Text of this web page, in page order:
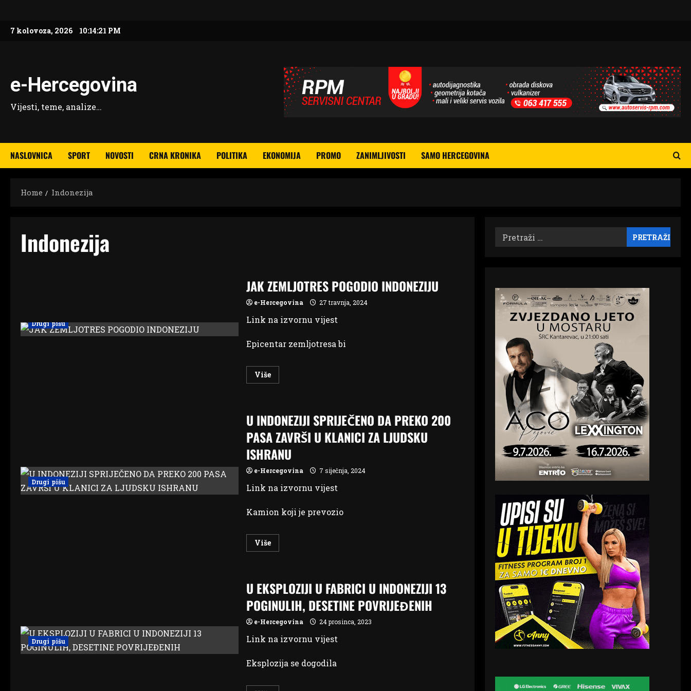
content
7 kolovoza, 2026 10:14:22 PM
e-Hercegovina
Vijesti, teme, analize…
NASLOVNICA SPORT NOVOSTI CRNA KRONIKA POLITIKA EKONOMIJA PROMO ZANIMLJIVOSTI SAMO HERCEGOVINA
Home Indonezija
Indonezija
Drugi pišu
JAK ZEMLJOTRES POGODIO INDONEZIJU
e-Hercegovina 27 travnja, 2024
Link na izvornu vijest
Epicentar zemljotresa bi
VišeRead
more
INDONEZIJU
Drugi pišu
U INDONEZIJI SPRIJEČENO DA PREKO 200
PASA ZAVRŠI U KLANICI ZA LJUDSKU
ISHRANU
e-Hercegovina 7 siječnja, 2024
Link na izvornu vijest
Kamion koji je prevozio
VišeRead
more
DA
PREKO
200
PASA
ZAVRŠI
U
KLANICI
ZA
LJUDSKU
Drugi pišu
U EKSPLOZIJI U FABRICI U INDONEZIJI 13
POGINULIH, DESETINE POVRIJEĐENIH
e-Hercegovina 24 prosinca, 2023
Link na izvornu vijest
Eksplozija se dogodila
Pretraži: